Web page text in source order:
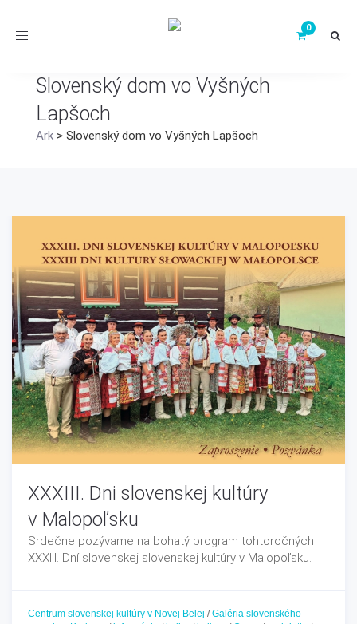
Toggle
Slovenský dom vo Vyšných
Lapšoch
Ark > Slovenský dom vo Vyšných Lapšoch
XXXIII. Dni slovenskej kultúry
v Malopoľsku
Srdečne pozývame na bohatý program tohtoročných
XXXIII. Dní slovenskej slovenskej kultúry v Malopoľsku.
Centrum slovenskej kultúry v Novej Belej /Galéria slovenského